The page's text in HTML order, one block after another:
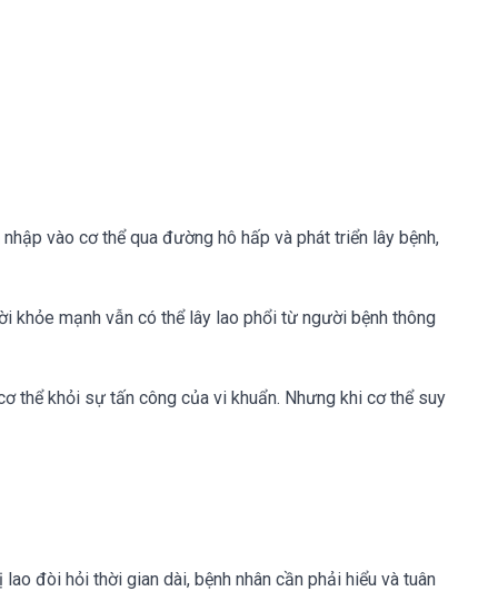
vào cơ thể qua đường hô hấp và phát triển lây bệnh,
khỏe mạnh vẫn có thể lây lao phổi từ người bệnh thông
thể khỏi sự tấn công của vi khuẩn. Nhưng khi cơ thể suy
đòi hỏi thời gian dài, bệnh nhân cần phải hiểu và tuân